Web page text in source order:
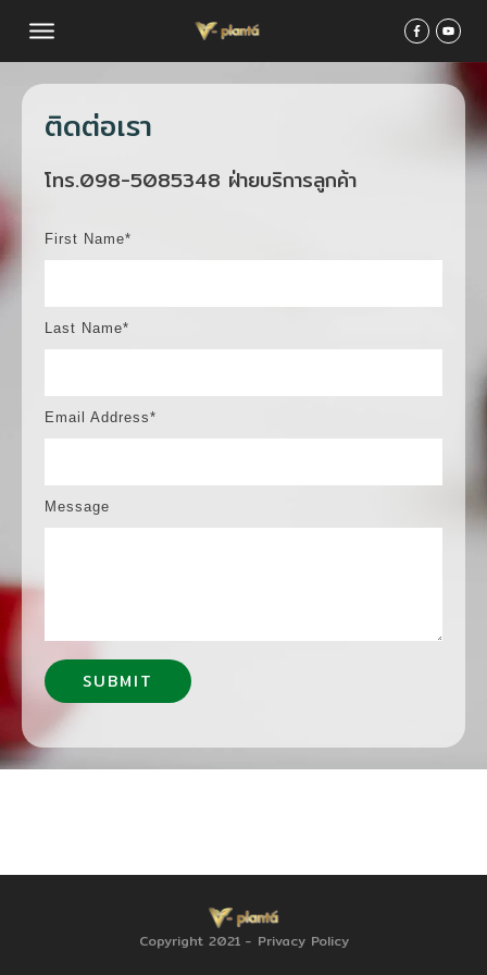
ติดต่อเรา
โทร.098-5085348 ฝ่ายบริการลูกค้า
First Name*
Last Name*
Email Address*
Message
SUBMIT
Copyright 2021 - Privacy Policy